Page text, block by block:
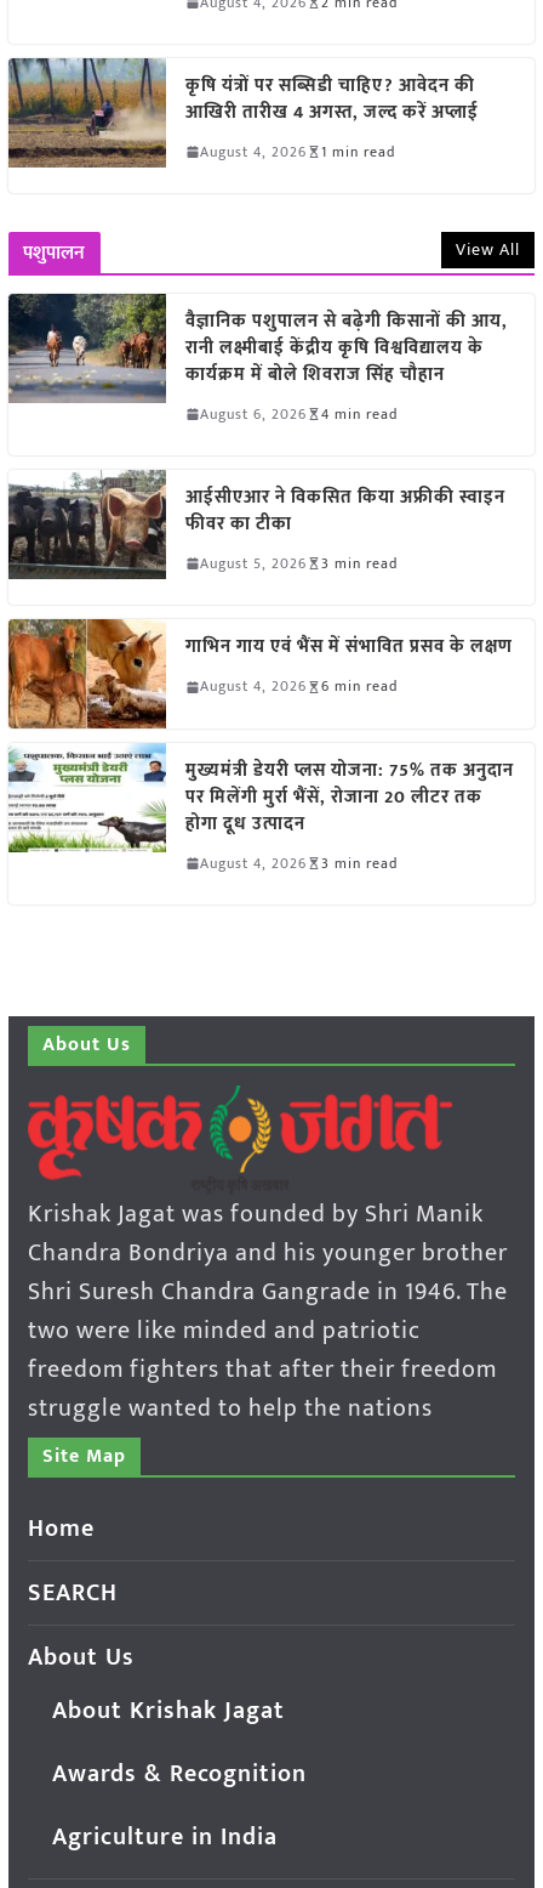
कृषि यंत्रों पर सब्सिडी चाहिए? आवेदन की
आखिरी तारीख 4 अगस्त, जल्द करें अप्लाई
August 4, 2026 1 min read
पशुपालन View All
वैज्ञानिक पशुपालन से बढ़ेगी किसानों की आय,
रानी लक्ष्मीबाई केंद्रीय कृषि विश्वविद्यालय के
कार्यक्रम में बोले शिवराज सिंह चौहान
August 6, 2026 4 min read
आईसीएआर ने विकसित किया अफ्रीकी स्वाइन
फीवर का टीका
August 5, 2026 3 min read
गाभिन गाय एवं भैंस में संभावित प्रसव के लक्षण
August 4, 2026 6 min read
मुख्यमंत्री डेयरी प्लस योजना: 75% तक अनुदान
पर मिलेंगी मुर्रा भैंसें, रोजाना 20 लीटर तक
होगा दूध उत्पादन
August 4, 2026 3 min read
About Us
Krishak Jagat was founded by Shri Manik
Chandra Bondriya and his younger brother
Shri Suresh Chandra Gangrade in 1946. The
two were like minded and patriotic
freedom fighters that after their freedom
struggle wanted to help the nations
Site Map
Home
SEARCH
About Us
About Krishak Jagat
Awards & Recognition
Agriculture in India